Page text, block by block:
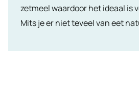
zetmeel waardoor het ideaal is
Mits je er niet teveel van eet